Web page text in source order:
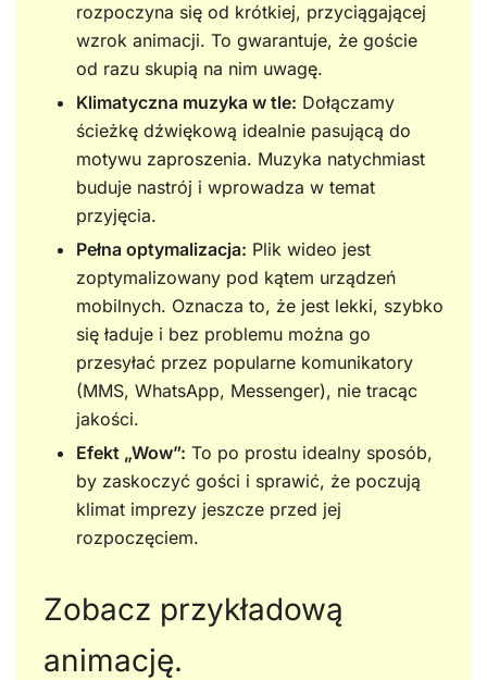
rozpoczyna się od krótkiej, przyciągającej
wzrok animacji. To gwarantuje, że goście
od razu skupią na nim uwagę.
Klimatyczna muzyka w tle: Dołączamy
ścieżkę dźwiękową idealnie pasującą do
motywu zaproszenia. Muzyka natychmiast
buduje nastrój i wprowadza w temat
przyjęcia.
Pełna optymalizacja: Plik wideo jest
zoptymalizowany pod kątem urządzeń
mobilnych. Oznacza to, że jest lekki, szybko
się ładuje i bez problemu można go
przesyłać przez popularne komunikatory
(MMS, WhatsApp, Messenger), nie tracąc
jakości.
Efekt „Wow”: To po prostu idealny sposób,
by zaskoczyć gości i sprawić, że poczują
klimat imprezy jeszcze przed jej
rozpoczęciem.
Zobacz przykładową
animację.